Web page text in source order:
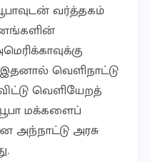
வர்த்தகம்
இதனால் வெளிநாட்டு
வெளியேறத்
மக்களைப்
அந்நாட்டு அரசு